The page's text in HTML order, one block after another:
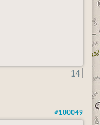
14
#100049